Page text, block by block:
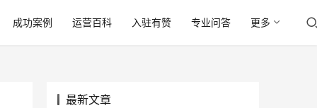
成功案例 运营百科 入驻有赞 专业问答 更多
最新文章